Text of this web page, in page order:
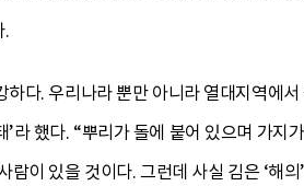
.
다. 우리나라 뿐만 아니라 열대지역에
라 했다. “뿌리가 돌에 붙어 있으며 가지
람이 있을 것이다. 그런데 사실 김은 ‘해